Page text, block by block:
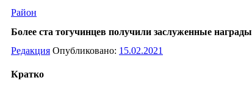
Район
Более ста тогучинцев получили заслуженные награды
Редакция Опубликовано: 15.02.2021
Кратко